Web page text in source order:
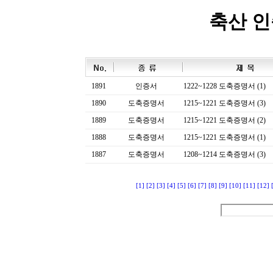
축산
1891 인증서
1222~1228 도축증명서 (1)
1890
도축증명서
1215~1221 도축증명서 (3)
1889
도축증명서
1215~1221 도축증명서 (2)
1888
도축증명서
1215~1221 도축증명서 (1)
1887
도축증명서 1208~1214 도축증명서 (3)
[1] [2] [3] [4] [5] [6] [7] [8] [9] [10] [11] [12]